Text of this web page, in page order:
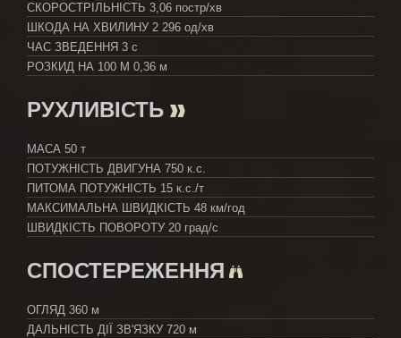
СКОРОСТРІЛЬНІСТЬ 3,06 постр/хв
ШКОДА НА ХВИЛИНУ 2 296 од/хв
ЧАС ЗВЕДЕННЯ 3 с
РОЗКИД НА 100 М 0,36 м
РУХЛИВІСТЬ
МАСА 50 т
ПОТУЖНІСТЬ ДВИГУНА 750 к.с.
ПИТОМА ПОТУЖНІСТЬ 15 к.с./т
МАКСИМАЛЬНА ШВИДКІСТЬ 48 км/год
ШВИДКІСТЬ ПОВОРОТУ 20 град/с
СПОСТЕРЕЖЕННЯ
ОГЛЯД 360 м
ДАЛЬНІСТЬ ДІЇ ЗВ'ЯЗКУ 720 м